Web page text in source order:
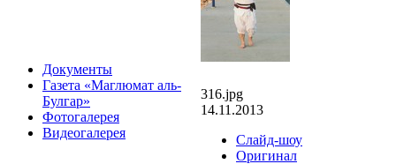
Документы
Газета «Маглюмат аль-
Булгар»
Фотогалерея
Видеогалерея
316.jpg
14.11.2013
Слайд-шоу
Оригинал